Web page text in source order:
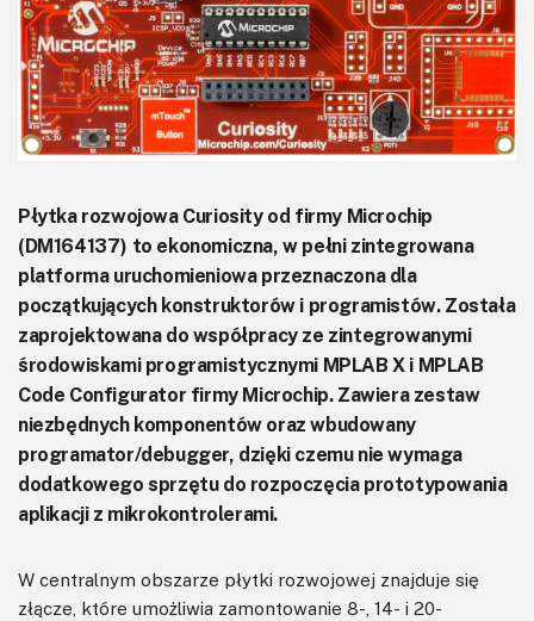
Magazyny
Archiwum
Do pobrania
Płytka rozwojowa Curiosity od firmy Microchip
(DM164137) to ekonomiczna, w pełni zintegrowana
platforma uruchomieniowa przeznaczona dla
początkujących konstruktorów i programistów. Została
zaprojektowana do współpracy ze zintegrowanymi
środowiskami programistycznymi MPLAB X i MPLAB
Code Configurator firmy Microchip. Zawiera zestaw
niezbędnych komponentów oraz wbudowany
programator/debugger, dzięki czemu nie wymaga
dodatkowego sprzętu do rozpoczęcia prototypowania
aplikacji z mikrokontrolerami.
W centralnym obszarze płytki rozwojowej znajduje się
złącze, które umożliwia zamontowanie 8-, 14- i 20-